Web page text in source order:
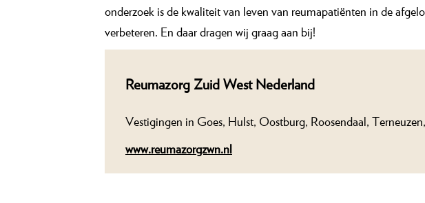
onderzoek is de kwaliteit van leven van reumapatiënten in de
verbeteren. En daar dragen wij graag aan bij!
Reumazorg Zuid West Nederland
Vestigingen in Goes, Hulst, Oostburg, Roosendaal,
www.reumazorgzwn.nl